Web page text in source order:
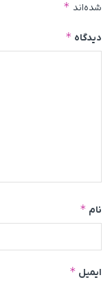
شده‌اند *
دیدگاه *
نام *
ایمیل *